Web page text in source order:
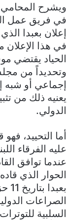
ويشرح
في فريق عمل
إعلان بعبدا
في هذا الإعلان
الحياد يقتضي
وتحديداً من
إجماعي أو شبه
يعنيه ذلك من
الدولي.
أما التحييد،
عليه الفرقاء
عندما توافق
الحوار الذي
الصراعات
السلبية